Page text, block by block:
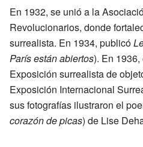
En 1932, se unió a la
Revolucionarios, donde
surrealista. En 1934, publicó
París están abiertos). En
Exposición surrealista de
Exposición Internacional
sus fotografías ilustraron el
corazón de picas) de Lise